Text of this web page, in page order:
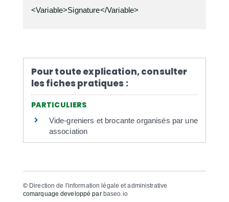
<Variable>Signature</Variable>
Pour toute explication, consulter
les fiches pratiques :
PARTICULIERS
Vide-greniers et brocante organisés par une
association
© Direction de l'information légale et administrative
comarquage developpé par baseo.io